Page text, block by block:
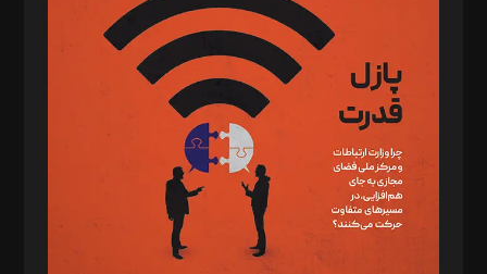
د‌بیر تحریریه آنلاین: بابک نقاش
تحریریه‌: مجتبی محمود‌ی، آرش برهمند، یسنا امان‌پور، سروش کرمیان،
مصطفی مسجدی آرانی، ابوالفضل رجبی، زهرا فکرانه، فائزه فتحی
رستمی،مصطفی باستان
ویرایش: نگار استاد‌‌آقا
طراح یونیفرم: مجید توکلی
فیلمبرداری و عکاسی: امیر شفیعی، مانی لطفی زاده
گرافیک و صفحه‌آرایی: سید‌سبحان‌علی ثابت
مد‌یر توسعه تجاری: کامبیز برید‌